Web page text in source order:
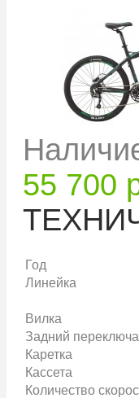
55 700
Год
Линейка
Вилка
Задний
Каретка
Кассета
Количество